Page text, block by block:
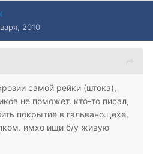
2010
самой рейки (штока),
не поможет. кто-то писал,
покрытие в гальвано.цехе,
имхо ищи б/у живую